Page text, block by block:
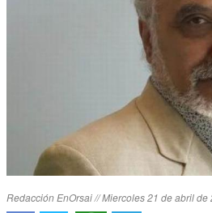
Redacción EnOrsai // Miercoles 21 de abril de